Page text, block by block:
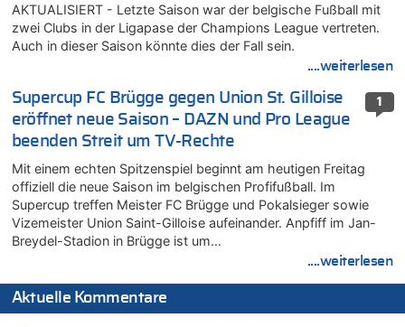
AKTUALISIERT - Letzte Saison war der belgische Fußball mit
zwei Clubs in der Ligapase der Champions League vertreten.
Auch in dieser Saison könnte dies der Fall sein.
....weiterlesen
1
Supercup FC Brügge gegen Union St. Gilloise
eröffnet neue Saison – DAZN und Pro League
beenden Streit um TV-Rechte
Mit einem echten Spitzenspiel beginnt am heutigen Freitag
offiziell die neue Saison im belgischen Profifußball. Im
Supercup treffen Meister FC Brügge und Pokalsieger sowie
Vizemeister Union Saint-Gilloise aufeinander. Anpfiff im Jan-
Breydel-Stadion in Brügge ist um…
....weiterlesen
Aktuelle Kommentare